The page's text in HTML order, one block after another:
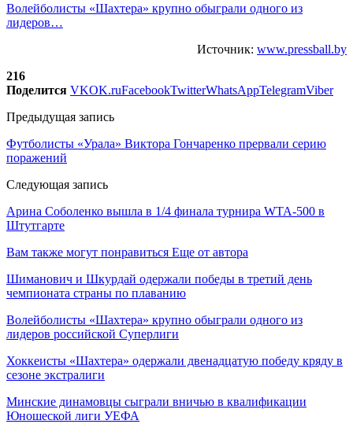
Волейболисты «Шахтера» крупно обыграли одного из
лидеров…
Источник: www.pressball.by
216
Поделится VKOK.ruFacebookTwitterWhatsAppTelegramViber
Предыдущая запись
Футболисты «Урала» Виктора Гончаренко прервали серию
поражений
Следующая запись
Арина Соболенко вышла в 1/4 финала турнира WTA-500 в
Штутгарте
Вам также могут понравиться Еще от автора
Шиманович и Шкурдай одержали победы в третий день
чемпионата страны по плаванию
Волейболисты «Шахтера» крупно обыграли одного из
лидеров российской Суперлиги
Хоккеисты «Шахтера» одержали двенадцатую победу кряду в
сезоне экстралиги
Минские динамовцы сыграли вничью в квалификации
Юношеской лиги УЕФА